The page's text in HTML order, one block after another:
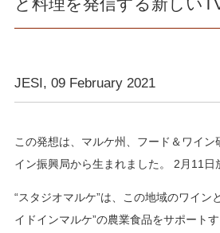
JESI, 09 February 2021
この発想は、マルケ州、フード＆ワイン
イン振興局から生まれました。 2月11日
“スタジオマルケ”は、この地域のワイン
イドインマルケ”の農業食品をサポート